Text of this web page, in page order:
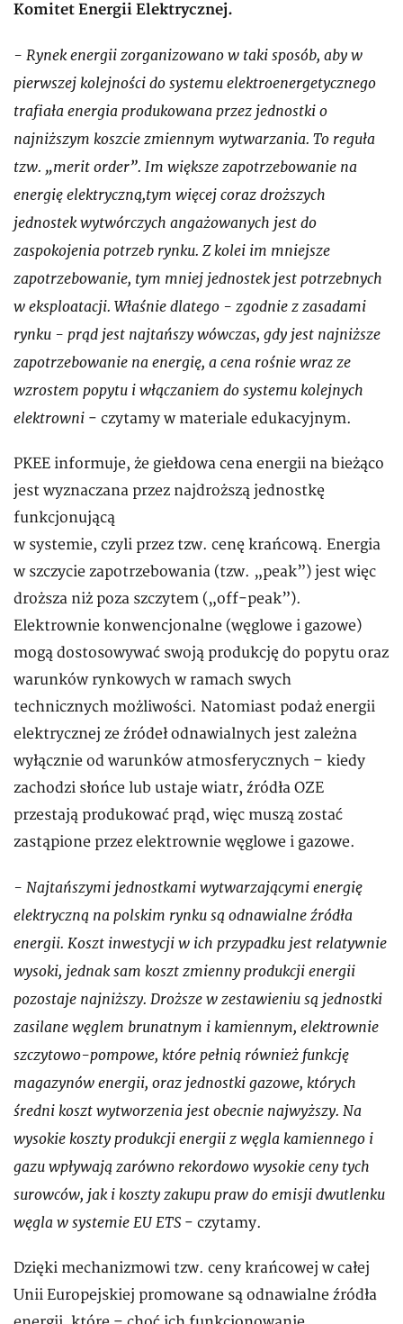
Komitet Energii Elektrycznej.
- Rynek energii zorganizowano w taki sposób, aby w
pierwszej kolejności do systemu elektroenergetycznego
trafiała energia produkowana przez jednostki o
najniższym koszcie zmiennym wytwarzania. To reguła
tzw. „merit order”. Im większe zapotrzebowanie na
energię elektryczną,tym więcej coraz droższych
jednostek wytwórczych angażowanych jest do
zaspokojenia potrzeb rynku. Z kolei im mniejsze
zapotrzebowanie, tym mniej jednostek jest potrzebnych
w eksploatacji. Właśnie dlatego - zgodnie z zasadami
rynku - prąd jest najtańszy wówczas, gdy jest najniższe
zapotrzebowanie na energię, a cena rośnie wraz ze
wzrostem popytu i włączaniem do systemu kolejnych
elektrowni - czytamy w materiale edukacyjnym.
PKEE informuje, że giełdowa cena energii na bieżąco
jest wyznaczana przez najdroższą jednostkę
funkcjonującą
w systemie, czyli przez tzw. cenę krańcową. Energia
w szczycie zapotrzebowania (tzw. „peak”) jest więc
droższa niż poza szczytem („off-peak”).
Elektrownie konwencjonalne (węglowe i gazowe)
mogą dostosowywać swoją produkcję do popytu oraz
warunków rynkowych w ramach swych
technicznych możliwości. Natomiast podaż energii
elektrycznej ze źródeł odnawialnych jest zależna
wyłącznie od warunków atmosferycznych – kiedy
zachodzi słońce lub ustaje wiatr, źródła OZE
przestają produkować prąd, więc muszą zostać
zastąpione przez elektrownie węglowe i gazowe.
- Najtańszymi jednostkami wytwarzającymi energię
elektryczną na polskim rynku są odnawialne źródła
energii. Koszt inwestycji w ich przypadku jest relatywnie
wysoki, jednak sam koszt zmienny produkcji energii
pozostaje najniższy. Droższe w zestawieniu są jednostki
zasilane węglem brunatnym i kamiennym, elektrownie
szczytowo-pompowe, które pełnią również funkcję
magazynów energii, oraz jednostki gazowe, których
średni koszt wytworzenia jest obecnie najwyższy. Na
wysokie koszty produkcji energii z węgla kamiennego i
gazu wpływają zarówno rekordowo wysokie ceny tych
surowców, jak i koszty zakupu praw do emisji dwutlenku
węgla w systemie EU ETS - czytamy.
Dzięki mechanizmowi tzw. ceny krańcowej w całej
Unii Europejskiej promowane są odnawialne źródła